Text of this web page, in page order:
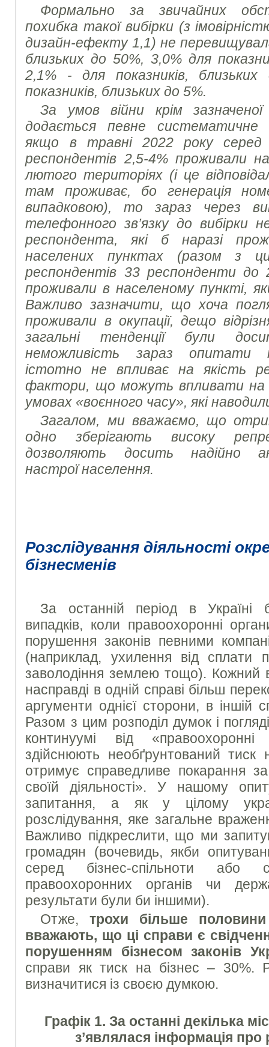
Формально за звичайних
похибка такої вибірки (з
дизайн-ефекту 1,1) не
близьких до 50%, 3,0% для
2,1% - для показників,
показників, близьких до 5%.
За умов війни крім
додається певне систематичне
якщо в травні 2022 року серед
респондентів 2,5-4% проживали
лютого територіях (і це
там проживає, бо генерація
випадковою), то зараз через
телефонного зв’язку до вибірки
респондента, які б наразі
населених пунктах (разом з
респондентів 33 респонденти
проживали в населеному пункті,
Важливо зазначити, що хоча
проживали в окупації, дещо
загальні тенденції були
неможливість зараз опитати
істотно не впливає на якість
фактори, що можуть впливати на
умовах «воєнного часу», які
Загалом, ми вважаємо, що
одно зберігають високу
дозволяють досить надійно
настрої населення.
Розслідування діяльності
бізнесменів
За останній період в Україні
випадків, коли правоохоронні
порушення законів певними
(наприклад, ухилення від сплати
заволодіння землею тощо). Кожний
насправді в одній справі більш
аргументи однієї сторони, в іншій
Разом з цим розподіл думок і
континуумі від
здійснюють необґрунтований тиск
отримує справедливе покарання
своїй діяльності». У нашому
запитання, а як у цілому
розслідування, яке загальне
Важливо підкреслити, що ми
громадян (вочевидь, якби
серед бізнес-спільноти або
правоохоронних органів чи
результати були би іншими).
Отже,трохи більше
вважають, що ці справи є
порушенням бізнесом законів
справи як тиск на бізнес – 30%.
визначитися із своєю думкою.
Графік 1. За останні декілька
з’являлася інформація про